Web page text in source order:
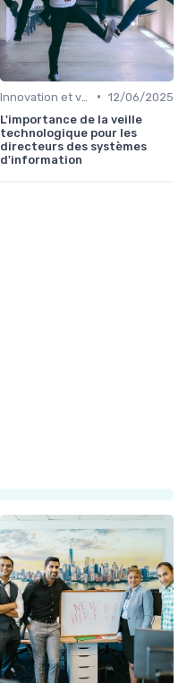
• 12/06/2025
L'importance de la veille
technologique pour les
directeurs des systèmes
d'information